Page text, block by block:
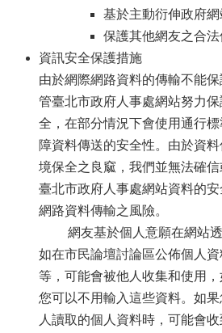
基於主動衍伸政府網
保護其他網友之合法
資訊安全保護措施
由於網際網路資料的傳輸不能
管臺北市政府人事處網站努力
全，在部分情況下會使用通行
障資料傳送的安全性。由於資
境保全之良窳，我們並無法確
臺北市政府人事處網站資料的
網路資料傳輸之風險。
網友基於個人意願在網站透
如在市民論壇討論區公佈個人
等，可能會被他人收集和使用，
您可以不用輸入這些資料。如
人讀取的個人資料時，可能會